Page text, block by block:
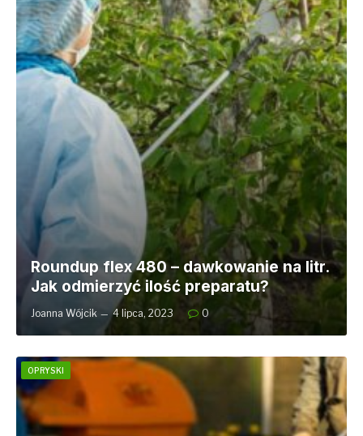
Roundup flex 480 – dawkowanie na litr.
Jak odmierzyć ilość preparatu?
Joanna Wójcik 4 lipca, 2023 0
OPRYSKI